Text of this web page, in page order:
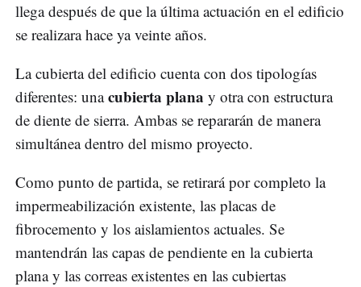
llega después de que la última actuación en el edificio
se realizara hace ya veinte años.
La cubierta del edificio cuenta con dos tipologías
diferentes: unacubierta plana y otra con estructura
de diente de sierra. Ambas se repararán de manera
simultánea dentro del mismo proyecto.
Como punto de partida, se retirará por completo la
impermeabilización existente, las placas de
fibrocemento y los aislamientos actuales. Se
mantendrán las capas de pendiente en la cubierta
plana y las correas existentes en las cubiertas